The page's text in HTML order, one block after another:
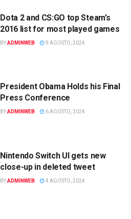
Dota 2 and CS:GO top Steam’s
2016 list for most played games
BYADMINWEB 9 AGOSTO, 2024
President Obama Holds his Final
Press Conference
BYADMINWEB 6 AGOSTO, 2024
Nintendo Switch UI gets new
close-up in deleted tweet
BYADMINWEB 4 AGOSTO, 2024